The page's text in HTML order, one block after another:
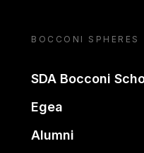
BOCCONI SPHERES
SDA Bocconi
Egea
Alumni